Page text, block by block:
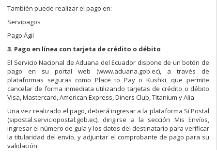
También puede realizar el pago en:
Servipagos
Pago Ágil
3. Pago en línea con tarjeta de crédito o débito
El Servicio Nacional de Aduana del Ecuador dispone de un botón de
pago en su portal web (www.aduana.gob.ec), a través de
plataformas seguras como Place to Pay o Kushki, que permite
cancelar de forma inmediata utilizando tarjetas de crédito o débito
Visa, Mastercard, American Express, Diners Club, Titanium y Alia.
Una vez realizado el pago, deberá ingresar a la plataforma Sí Postal
(sipostal.serviciopostal.gob.ec), dirigirse a la sección Mis Envíos,
ingresar el número de guía y los datos del destinatario para verificar
la titularidad del envío, y adjuntar el comprobante de pago para su
validación.